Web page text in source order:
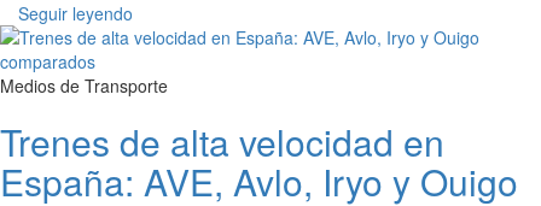
Seguir leyendo
Medios de Transporte
Trenes de alta velocidad en
España: AVE, Avlo, Iryo y Ouigo